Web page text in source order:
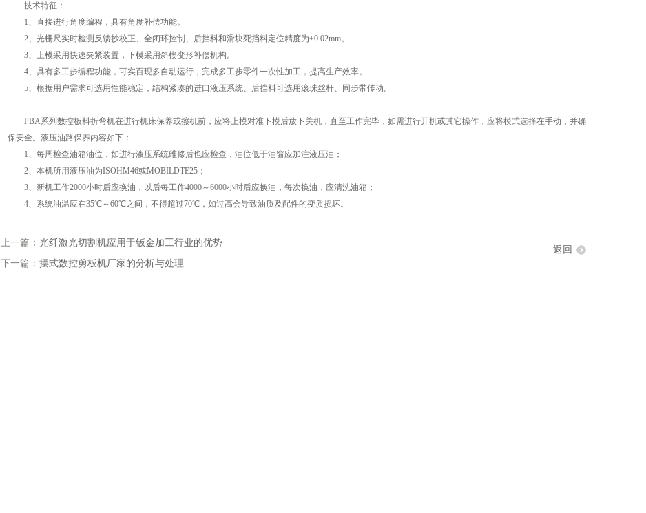
技术特征：
1、直接进行角度编程，具有角度补偿功能。
2、光栅尺实时检测反馈抄校正、全闭环控制、后挡料和滑块死挡料定位精度为±0.02mm。
3、上模采用快速夹紧装置，下模采用斜楔变形补偿机构。
4、具有多工步编程功能，可实百现多自动运行，完成多工步零件一次性加工，提高生产效率。
5、根据用户需求可选用性能稳定，结构紧凑的进口液压系统、后挡料可选用滚珠丝杆、同步带传动。
PBA系列数控板料折弯机在进行机床保养或擦机前，应将上模对准下模后放下关机，直至工作完毕，如需进行开机或其它操作，应将模式选择在手动，并确
保安全。液压油路保养内容如下：
1、每周检查油箱油位，如进行液压系统维修后也应检查，油位低于油窗应加注液压油；
2、本机所用液压油为ISOHM46或MOBILDTE25；
3、新机工作2000小时后应换油，以后每工作4000～6000小时后应换油，每次换油，应清洗油箱；
4、系统油温应在35℃～60℃之间，不得超过70℃，如过高会导致油质及配件的变质损坏。
上一篇： 光纤激光切割机应用于钣金加工行业的优势
下一篇： 摆式数控剪板机厂家的分析与处理
返回